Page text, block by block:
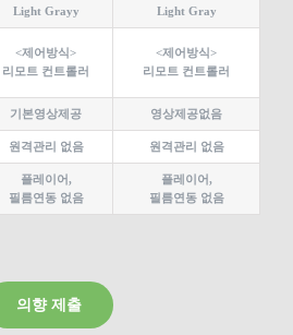
Light Grayy
Light Gray
<제어방식>
리모트 컨트롤러
<제어방식>
리모트 컨트롤러
기본영상제공 영상제공없음
원격관리 없음 원격관리 없음
플레이어,
필름연동 없음
플레이어,
필름연동 없음
의향 제출